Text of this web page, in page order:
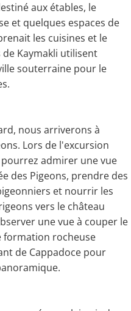
aux étables, le
et quelques espaces de
les cuisines et le
Kaymakli utilisent
souterraine pour le
nous arriverons à
Lors de l'excursion
admirer une vue
des Pigeons, prendre des
et nourrir les
vers le château
une vue à couper le
formation rocheuse
de Cappadoce pour